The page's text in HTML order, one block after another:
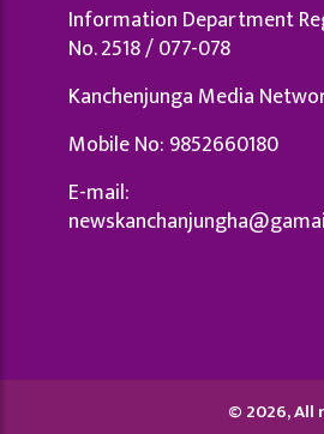
Information Department
No. 2518 / 077-078
Kanchenjunga Media
Mobile No: 9852660180
E-mail:
© 2026, All